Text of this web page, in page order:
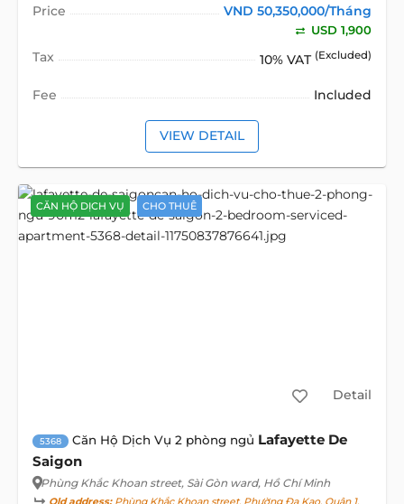
Price
VND 50,350,000/Tháng
USD 1,900
Tax 10% VAT (Excluded)
Fee Included
VIEW DETAIL
CĂN HỘ DỊCH VỤ CHO THUÊ
Detail
5368 Căn Hộ Dịch Vụ 2 phòng ngủ Lafayette De
Saigon
Phùng Khắc Khoan street, Sài Gòn ward, Hồ Chí Minh